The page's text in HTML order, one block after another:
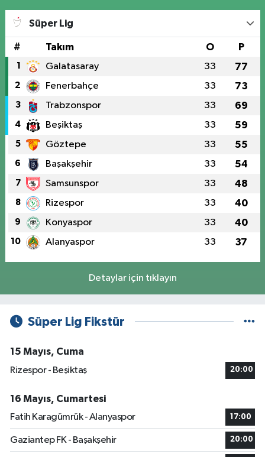
Süper Lig
# Takım O P
1 Galatasaray 33 77
2 Fenerbahçe 33 73
3 Trabzonspor 33 69
4 Beşiktaş 33 59
5 Göztepe 33 55
6 Başakşehir 33 54
7 Samsunspor 33 48
8 Rizespor 33 40
9 Konyaspor 33 40
10 Alanyaspor 33 37
Detaylar için tıklayın
Süper Lig Fikstür
15 Mayıs, Cuma
Rizespor - Beşiktaş
20:00
16 Mayıs, Cumartesi
Fatih Karagümrük - Alanyaspor
17:00
Gaziantep FK - Başakşehir 20:00